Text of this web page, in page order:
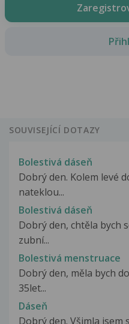
SOUVISEJÍCÍ DOTAZY
Bolestivá dáseň
Dobrý den. Kolem levé
nateklou...
Bolestivá dáseň
Dobrý den, chtěla bych
zubní...
Bolestivá menstruace
Dobrý den, měla bych
35let...
Dáseň
Dobrý den. Všimla jsem